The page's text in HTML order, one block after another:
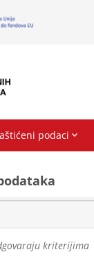
kriterijima